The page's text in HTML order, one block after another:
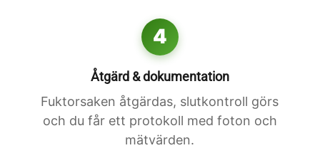
4
Åtgärd & dokumentation
Fuktorsaken åtgärdas, slutkontroll görs
och du får ett protokoll med foton och
mätvärden.